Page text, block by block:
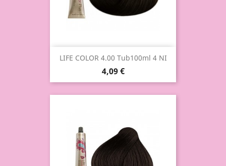
LIFE COLOR 4.00 Tub100ml 4 NI
4,09 €